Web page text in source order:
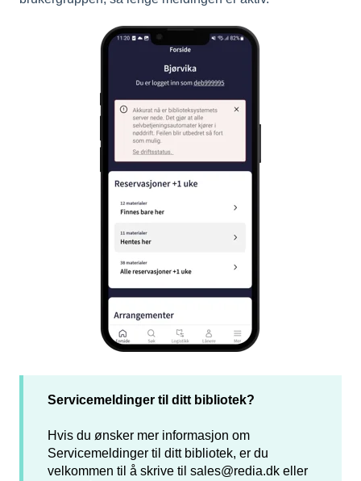
Servicemeldinger til ditt bibliotek?
Hvis du ønsker mer informasjon om
Servicemeldinger til ditt bibliotek, er du
velkommen til å skrive til sales@redia.dk eller